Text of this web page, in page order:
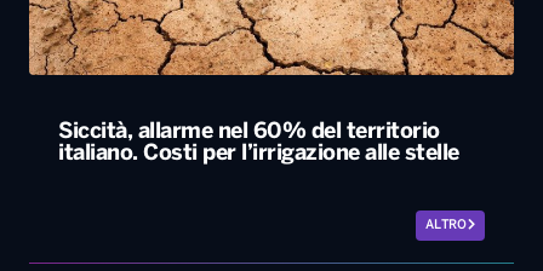
Siccità, allarme nel 60% del territorio
italiano. Costi per l’irrigazione alle stelle
ALTRO